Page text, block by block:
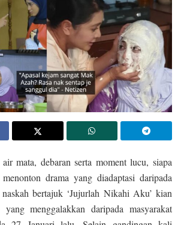
mata, debaran serta moment lucu, siapa
drama yang diadaptasi daripada
bertajuk ‘Jujurlah Nikahi Aku’ kian
yang menggalakkan daripada masyarakat